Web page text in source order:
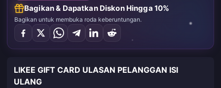
Bagikan & Dapatkan Diskon Hingga 10%
Bagikan untuk membuka roda keberuntungan.
LIKEE GIFT CARD ULASAN PELANGGAN ISI
ULANG